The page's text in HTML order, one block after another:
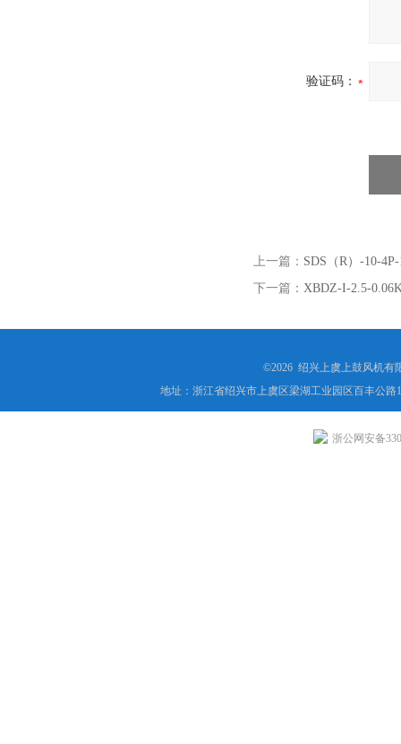
验证码：
上一篇： SDS（R）-10-
下一篇： XBDZ-I-2.5-
©2026 绍兴上虞上鼓风机有
地址：浙江省绍兴市上虞区梁湖工业园区百丰公路
浙公网安备